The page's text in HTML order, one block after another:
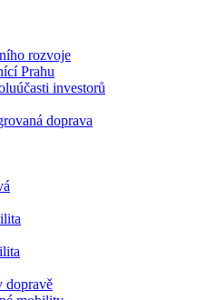
rozvoje
Prahu
investorů
doprava
dopravě